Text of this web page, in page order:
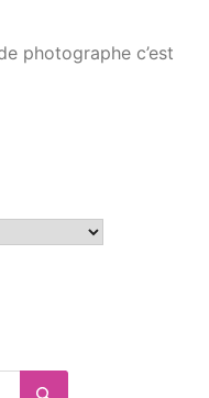
photographe c’est